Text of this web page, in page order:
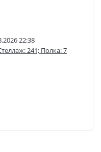
22:38
241; Полка: 7